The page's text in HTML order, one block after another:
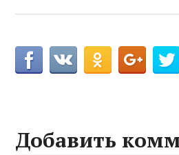
Добавить